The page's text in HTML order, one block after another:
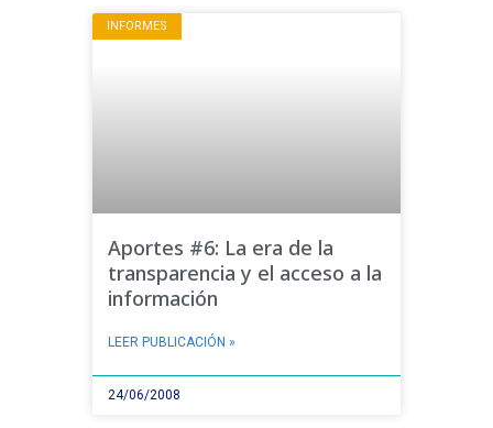
INFORMES
Aportes #6: La era de la
transparencia y el acceso a la
información
LEER PUBLICACIÓN »
24/06/2008